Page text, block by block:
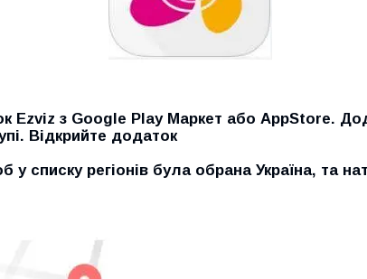
Ezviz з Google Play Маркет або AppStore.
Відкрийте додаток
у списку регіонів була обрана Україна, та